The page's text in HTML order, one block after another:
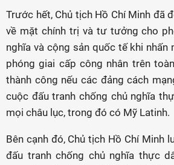
Trước hết, Chủ tịch Hồ Chí Minh đã
về mặt chính trị và tư tưởng cho
nghĩa và cộng sản quốc tế khi nhấn
phóng giai cấp công nhân trên
thành công nếu các đảng cách
cuộc đấu tranh chống chủ nghĩa
mọi châu lục, trong đó có Mỹ Latinh.
Bên cạnh đó, Chủ tịch Hồ Chí Minh
đấu tranh chống chủ nghĩa thực